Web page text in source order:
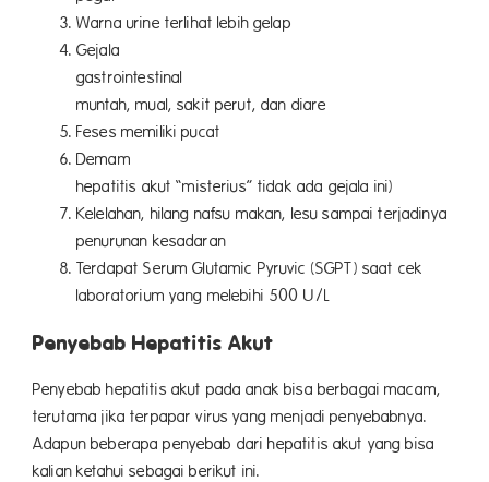
Warna urine terlihat lebih gelap
Gejala
muntah, mual, sakit perut, dan diare
Feses memiliki pucat
Demam
hepatitis akut “misterius” tidak ada gejala ini)
Kelelahan, hilang nafsu makan, lesu sampai terjadinya
penurunan kesadaran
Terdapat Serum Glutamic Pyruvic (SGPT) saat cek
laboratorium yang melebihi 500 U/L
Penyebab Hepatitis Akut
Penyebab hepatitis akut pada anak bisa berbagai macam,
terutama jika terpapar virus yang menjadi penyebabnya.
Adapun beberapa penyebab dari hepatitis akut yang bisa
kalian ketahui sebagai berikut ini.